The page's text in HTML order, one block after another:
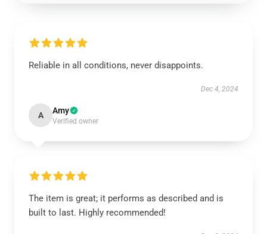
Reliable in all conditions, never disappoints.
Dec 4, 2024
A Amy
Verified owner
The item is great; it performs as described and is
built to last. Highly recommended!